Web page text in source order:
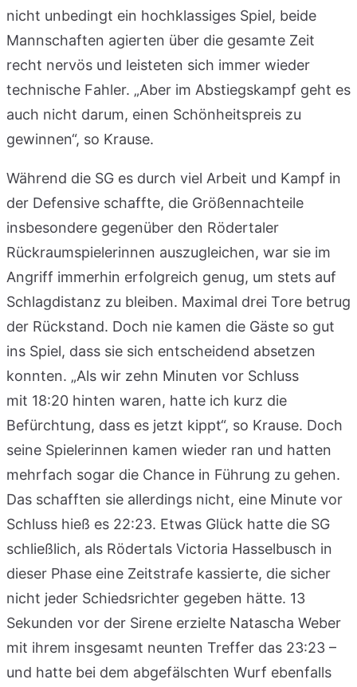
nicht unbedingt ein hochklassiges Spiel, beide
Mannschaften agierten über die gesamte Zeit
recht nervös und leisteten sich immer wieder
technische Fahler. „Aber im Abstiegskampf geht es
auch nicht darum, einen Schönheitspreis zu
gewinnen“, so Krause.
Während die SG es durch viel Arbeit und Kampf in
der Defensive schaffte, die Größennachteile
insbesondere gegenüber den Rödertaler
Rückraumspielerinnen auszugleichen, war sie im
Angriff immerhin erfolgreich genug, um stets auf
Schlagdistanz zu bleiben. Maximal drei Tore betrug
der Rückstand. Doch nie kamen die Gäste so gut
ins Spiel, dass sie sich entscheidend absetzen
konnten. „Als wir zehn Minuten vor Schluss
mit 18:20 hinten waren, hatte ich kurz die
Befürchtung, dass es jetzt kippt“, so Krause. Doch
seine Spielerinnen kamen wieder ran und hatten
mehrfach sogar die Chance in Führung zu gehen.
Das schafften sie allerdings nicht, eine Minute vor
Schluss hieß es 22:23. Etwas Glück hatte die SG
schließlich, als Rödertals Victoria Hasselbusch in
dieser Phase eine Zeitstrafe kassierte, die sicher
nicht jeder Schiedsrichter gegeben hätte. 13
Sekunden vor der Sirene erzielte Natascha Weber
mit ihrem insgesamt neunten Treffer das 23:23 –
und hatte bei dem abgefälschten Wurf ebenfalls